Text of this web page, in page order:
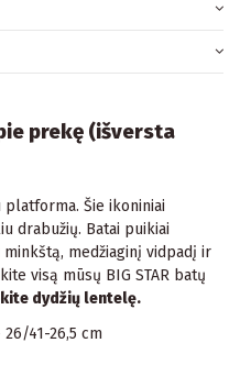
prekę (išversta
platforma. Šie ikoniniai
drabužių. Batai puikiai
medžiaginį vidpadį ir
visą mūsų BIG STAR batų
dydžių lentelę.
41-26,5 cm